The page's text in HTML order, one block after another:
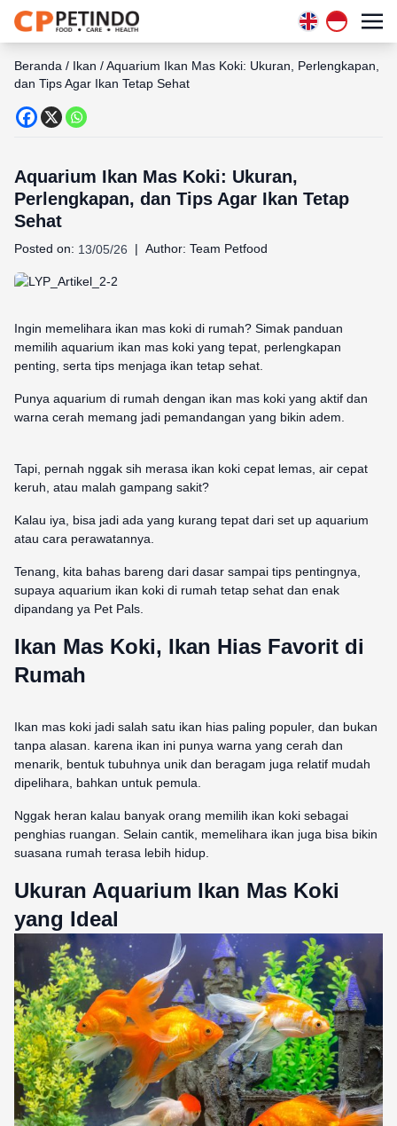
Beranda / Ikan /Aquarium Ikan Mas Koki: Ukuran, Perlengkapan,
dan Tips Agar Ikan Tetap Sehat
Aquarium Ikan Mas Koki: Ukuran,
Perlengkapan, dan Tips Agar Ikan Tetap
Sehat
Posted on: 13/05/26 | Author: Team Petfood
Ingin memelihara ikan mas koki di rumah? Simak panduan
memilih aquarium ikan mas koki yang tepat, perlengkapan
penting, serta tips menjaga ikan tetap sehat.
Punya aquarium di rumah dengan ikan mas koki yang aktif dan
warna cerah memang jadi pemandangan yang bikin adem.
Tapi, pernah nggak sih merasa ikan koki cepat lemas, air cepat
keruh, atau malah gampang sakit?
Kalau iya, bisa jadi ada yang kurang tepat dari set up aquarium
atau cara perawatannya.
Tenang, kita bahas bareng dari dasar sampai tips pentingnya,
supaya aquarium ikan koki di rumah tetap sehat dan enak
dipandang ya Pet Pals.
Ikan Mas Koki, Ikan Hias Favorit di
Rumah
Ikan mas koki jadi salah satu ikan hias paling populer, dan bukan
tanpa alasan. karena ikan ini punya warna yang cerah dan
menarik, bentuk tubuhnya unik dan beragam juga relatif mudah
dipelihara, bahkan untuk pemula.
Nggak heran kalau banyak orang memilih ikan koki sebagai
penghias ruangan. Selain cantik, memelihara ikan juga bisa bikin
suasana rumah terasa lebih hidup.
Ukuran Aquarium Ikan Mas Koki
yang Ideal